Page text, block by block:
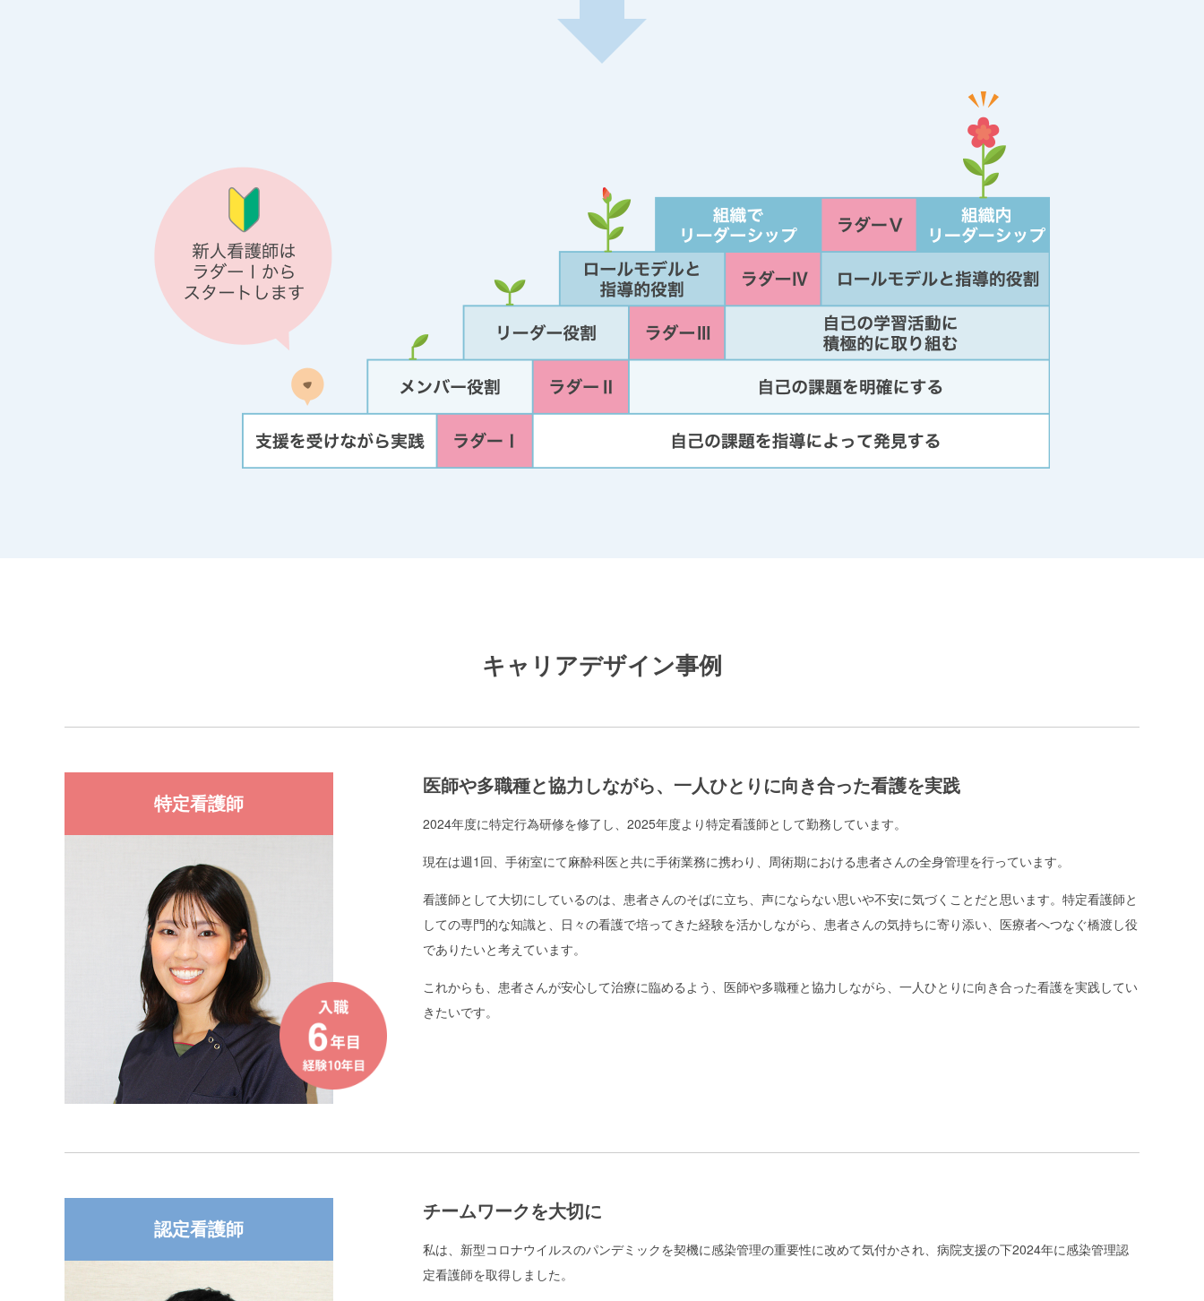
キャリアデザイン事例
特定看護師
医師や多職種と協力しながら、一人ひとりに向き合った看護を実践
2024年度に特定行為研修を修了し、2025年度より特定看護師として勤務しています。
現在は週1回、手術室にて麻酔科医と共に手術業務に携わり、周術期における患者さんの全身管理を行っています。
看護師として大切にしているのは、患者さんのそばに立ち、声にならない思いや不安に気づくことだと思います。特定看護師と
しての専門的な知識と、日々の看護で培ってきた経験を活かしながら、患者さんの気持ちに寄り添い、医療者へつなぐ橋渡し役
でありたいと考えています。
これからも、患者さんが安心して治療に臨めるよう、医師や多職種と協力しながら、一人ひとりに向き合った看護を実践してい
きたいです。
認定看護師
チームワークを大切に
私は、新型コロナウイルスのパンデミックを契機に感染管理の重要性に改めて気付かされ、病院支援の下2024年に感染管理認
定看護師を取得しました。